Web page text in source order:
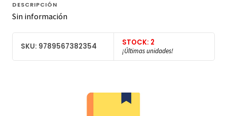
DESCRIPCIÓN
Sin información
SKU: 9789567382354 STOCK: 2
¡Últimas unidades!